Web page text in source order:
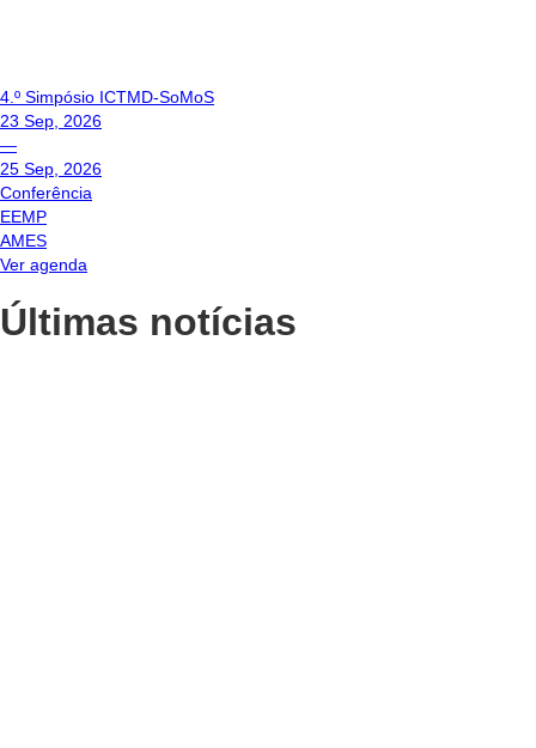
4.º Simpósio ICTMD-SoMoS
23 Sep, 2026
—
25 Sep, 2026
Conferência
EEMP
AMES
Ver agenda
Últimas notícias